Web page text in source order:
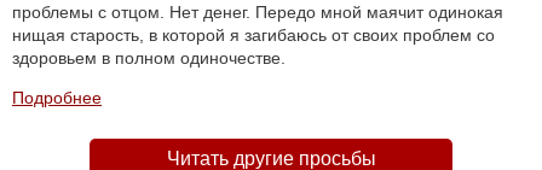
проблемы с отцом. Нет денег. Передо мной маячит одинокая
нищая старость, в которой я загибаюсь от своих проблем со
здоровьем в полном одиночестве.
Подробнее
Читать другие просьбы